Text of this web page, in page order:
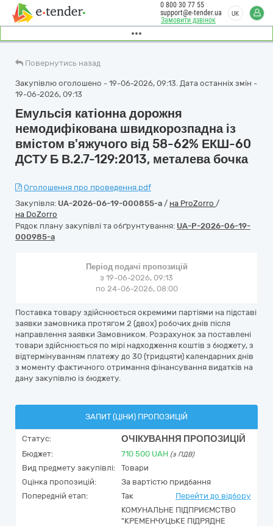
Замовити дзвінок
0 800 30 77 55
support@e-tender.ua
UK
Повернутись назад
Закупівлю оголошено - 19-06-2026, 09:13. Дата останніх змін -
19-06-2026, 09:13
Емульсія катіонна дорожня
немодифікована швидкорозпадна із
вмістом в'яжучого від 58-62% ЕКШ-60
ДСТУ Б В.2.7-129:2013, металева бочка
Оголошення про проведення.pdf
Закупівля: UA-2026-06-19-000855-a / на ProZorro /
на DoZorro
Рядок плану закупівлі та обґрунтування: UA-P-2026-06-19-
000985-a
Період подачі пропозицій
з 19-06-2026, 09:13
по 24-06-2026, 08:00
Поставка товару здійснюється окремими партіями на підставі
заявки замовника протягом 2 (двох) робочих днів після
направлення заявки Замовником. Розрахунок за поставлені
товари здійснюється по мірі надходження коштів з бюджету, з
відтермінуванням платежу до 30 (тридцяти) календарних днів
з моменту фактичного отримання фінансування видатків на
дану закупівлю із бюджету.
ЗАПИТ (ЦІНИ) ПРОПОЗИЦІЙ
Статус: ОЧІКУВАННЯ ПРОПОЗИЦІЙ
Бюджет: 710 500 UAH (з ПДВ)
Вид предмету закупівлі:
Товари
Оцінка пропозицій:
За вартістю придбання
Попередній етап:
Так Перейти до відбору
КОМУНАЛЬНЕ ПІДПРИЄМСТВО
"КРЕМЕНЧУЦЬКЕ ПІДРЯДНЕ